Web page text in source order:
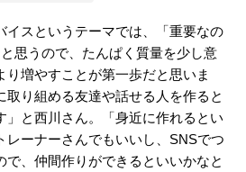
イスというテーマでは、「重要なの
思うので、たんぱく質量を少し意
り増やすことが第一歩だと思いま
取り組める友達や話せる人を作ると
」と西川さん。「身近に作れるとい
レーナーさんでもいいし、SNSでつ
で、仲間作りができるといいかなと